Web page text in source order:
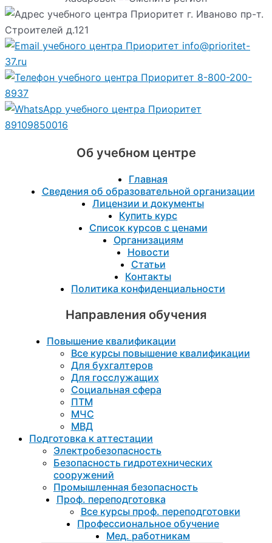
г. Иваново пр-т.
Строителей д.121
info@prioritet-
37.ru
8-800-200-
8937
89109850016
Об учебном центре
Главная
Сведения об образовательной организации
Лицензии и документы
Купить курс
Список курсов с ценами
Организациям
Новости
Статьи
Контакты
Политика конфиденциальности
Направления обучения
Повышение квалификации
Все курсы повышение квалификации
Для бухгалтеров
Для госслужащих
Социальная сфера
ПТМ
МЧС
МВД
Подготовка к aттестации
Электробезопасность
Безопасность гидротехнических
сооружений
Промышленная безопасность
Проф. переподготовка
Все курсы проф. переподготовки
Профессиональное обучение
Мед. работникам